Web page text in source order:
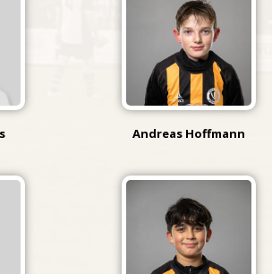
Andreas Hoffmann